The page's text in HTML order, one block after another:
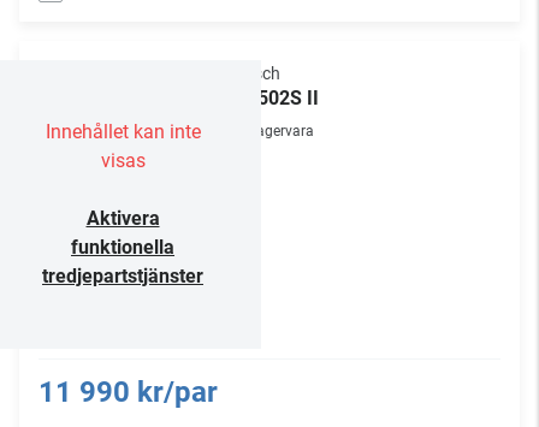
Innehållet kan inte
visas
Aktivera
funktionella
tredjepartstjänster
Klipsch
RP-502S II
Lagervara
11 990 kr/par